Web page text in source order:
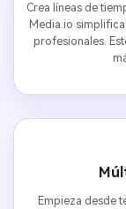
Crea líneas de
Media.io
profesionales.
Empieza desde